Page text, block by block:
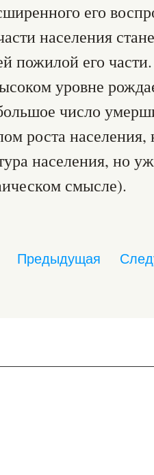
его
населения
пожилой его
уровне
число
роста населения,
населения, но
смысле).
Предыдущая